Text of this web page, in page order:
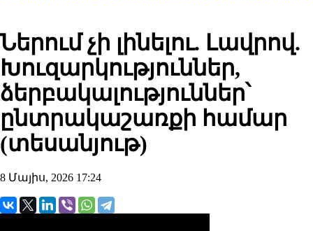
Ներում չի լինելու. Լավրով.
Խուզարկություններ,
ձերբակալություններ՝
ընտրակաշառքի համար
(տեսանյութ)
8 Մայիս, 2026 17:24